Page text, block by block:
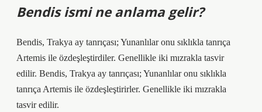
Bendis ismi ne anlama gelir?
Bendis, Trakya ay tanrıçası; Yunanlılar onu sıklıkla tanrıça
Artemis ile özdeşleştirdiler. Genellikle iki mızrakla tasvir
edilir. Bendis, Trakya ay tanrıçası; Yunanlılar onu sıklıkla
tanrıça Artemis ile özdeşleştirirler. Genellikle iki mızrakla
tasvir edilir.